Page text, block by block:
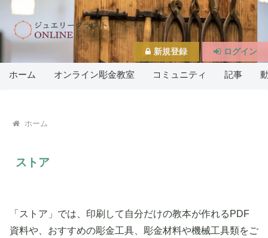
ホーム オンライン彫金教室 コミュニティ 記事
ホーム
ストア
「ストア」では、印刷して自分だけの教本が作れるPDF
資料や、おすすめの彫金工具、彫金材料や機械工具類をご
新規登録 ログイン